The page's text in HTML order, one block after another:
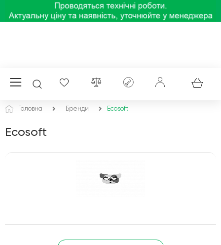
Головна Бренди Ecosoft
Ecosoft